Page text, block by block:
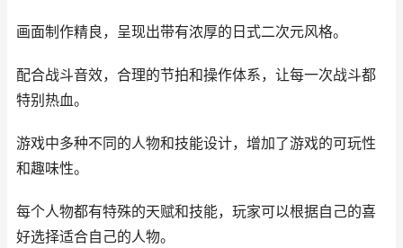
画面制作精良，呈现出带有浓厚的日式二次元风格。
配合战斗音效，合理的节拍和操作体系，让每一次战斗都
特别热血。
游戏中多种不同的人物和技能设计，增加了游戏的可玩性
和趣味性。
每个人物都有特殊的天赋和技能，玩家可以根据自己的喜
好选择适合自己的人物。